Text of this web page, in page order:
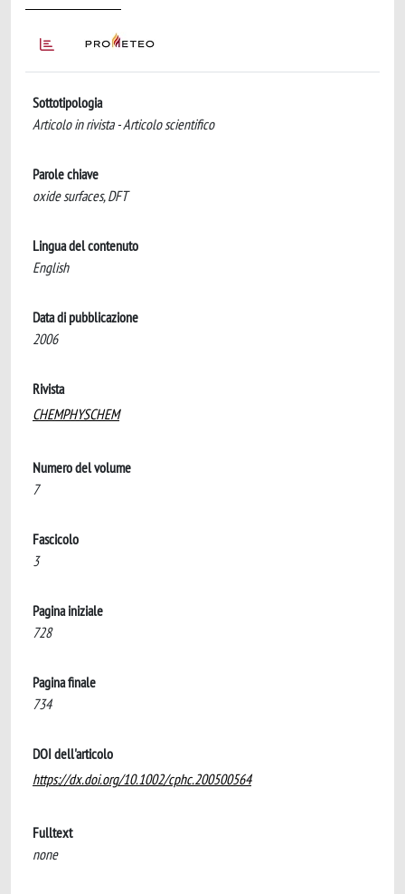
Sottotipologia
Articolo in rivista - Articolo scientifico
Parole chiave
oxide surfaces, DFT
Lingua del contenuto
English
Data di pubblicazione
2006
Rivista
CHEMPHYSCHEM
Numero del volume
7
Fascicolo
3
Pagina iniziale
728
Pagina finale
734
DOI dell'articolo
https://dx.doi.org/10.1002/cphc.200500564
Fulltext
none